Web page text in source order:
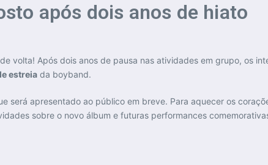
após dois anos de hiato
volta! Após dois anos de pausa nas atividades em grupo, os
estreia da boyband.
será apresentado ao público em breve. Para aquecer os
sobre o novo álbum e futuras performances